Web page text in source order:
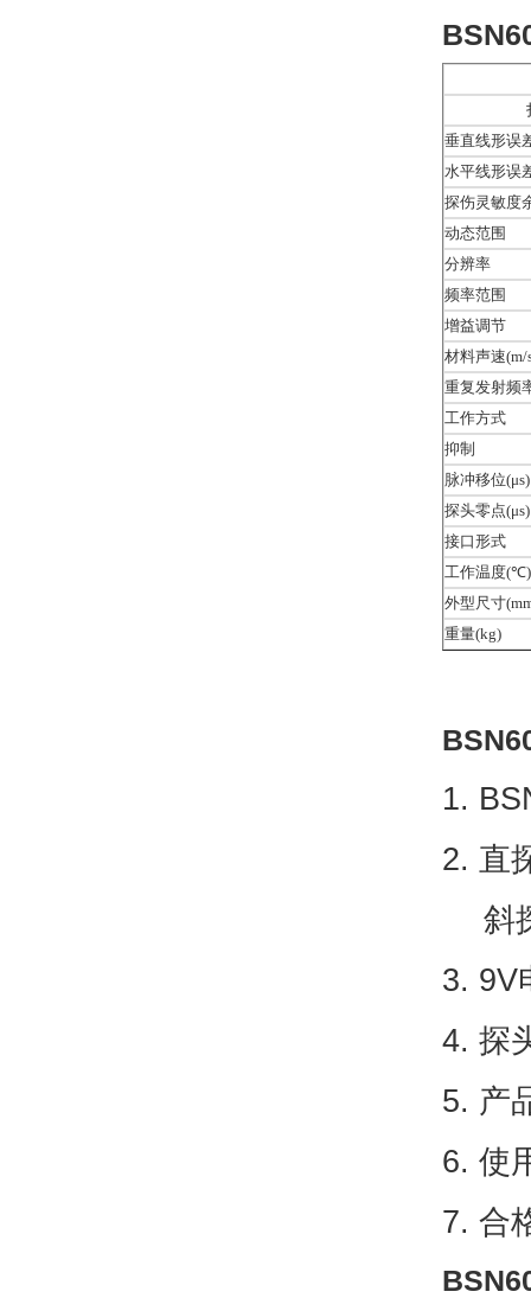
垂直线形误
水平线形误
探伤灵敏度
动态范围
分辨率
频率范围
增益调节
材料声速(m/
重复发射频
工作方式
抑制
脉冲移位(μs)
探头零点(μs)
接口形式
工作温度(℃)
外型尺寸
重量(kg)
1.
2. 直
斜
3. 9V
4. 探
5. 产
6. 使
7. 合